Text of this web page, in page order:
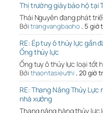
Thị trường giày bảo hộ tại
Thái Nguyên đang phát
Bởi trangvangbaoho , 5 giờ
RE: Ép tuy ô thủy lực gần
Ống thủy lực
Ống tuy ô thủy lực loại tốt
Bởi thaontasieuthi , 20 giờ
RE: Thang Nâng Thủy
nhà xưởng
Thang nâng hàng thủy lực